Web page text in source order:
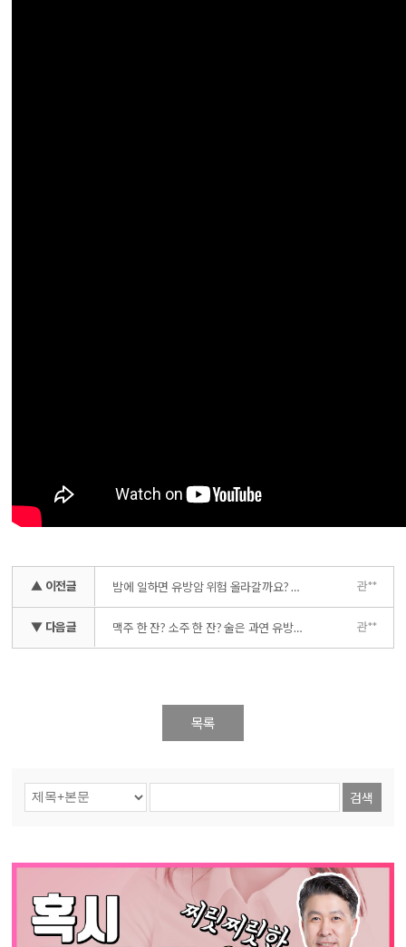
▲ 이전글 밤에 일하면 유방암 위험 올라갈까요? _ 야간 근무하시는 간호사, 승무원 분들 집중! 관**
▼ 다음글 맥주 한 잔? 소주 한 잔? 술은 과연 유방암에 어떤 영향을 미칠까 _ 과도한 음주의 기준 관**
목록
검색